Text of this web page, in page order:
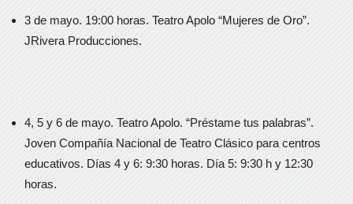
3 de mayo. 19:00 horas. Teatro Apolo “Mujeres de Oro”.
JRivera Producciones.
4, 5 y 6 de mayo. Teatro Apolo. “Préstame tus palabras”.
Joven Compañía Nacional de Teatro Clásico para centros
educativos. Días 4 y 6: 9:30 horas. Día 5: 9:30 h y 12:30
horas.